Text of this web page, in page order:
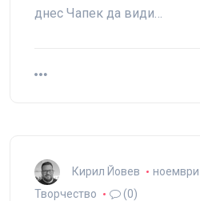
днес Чапек да види…
Кирил Йовев
ноември
Творчество
(0)